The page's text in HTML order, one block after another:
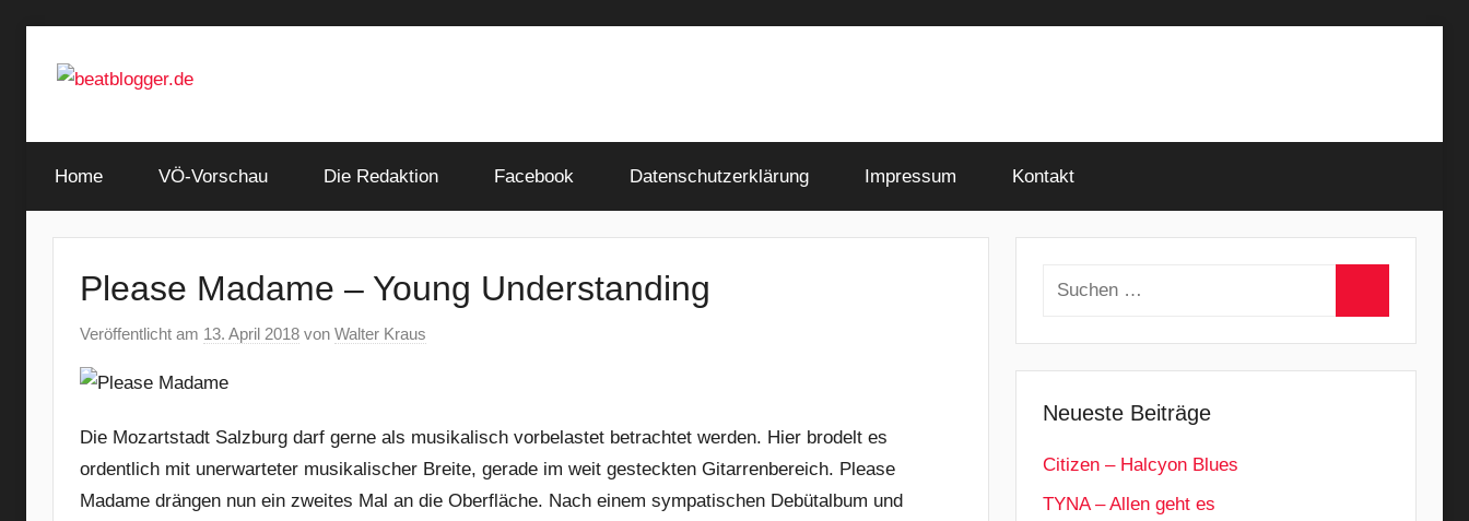
Inhalt
beatblogger.de
and
the
Home VÖ-Vorschau Die Redaktion Facebook Datenschutzerklärung Impressum Kontakt
Please Madame – Young Understanding
Veröffentlicht am 13. April 2018 von Walter Kraus
Die Mozartstadt Salzburg darf gerne als musikalisch vorbelastet betrachtet werden. Hier brodelt es
ordentlich mit unerwarteter musikalischer Breite, gerade im weit gesteckten Gitarrenbereich. Please
Madame drängen nun ein zweites Mal an die Oberfläche. Nach einem sympatischen Debütalbum und
Suchen
Neueste Beiträge
Citizen – Halcyon Blues
TYNA – Allen geht es